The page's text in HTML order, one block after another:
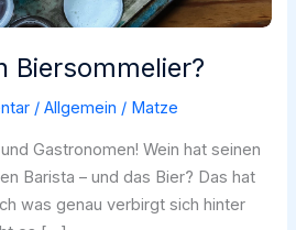
Biersommelier?
/Allgemein / Matze
Gastronomen! Wein hat seinen
Barista – und das Bier? Das hat
was genau verbirgt sich hinter